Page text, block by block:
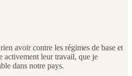
avoir contre les régimes de base et
activement leur travail, que je
dans notre pays.